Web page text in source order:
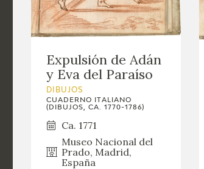
Expulsión de Adán
y Eva del Paraíso
DIBUJOS
CUADERNO ITALIANO
(DIBUJOS, CA. 1770-1786)
Ca. 1771
Museo Nacional del
Prado, Madrid,
España